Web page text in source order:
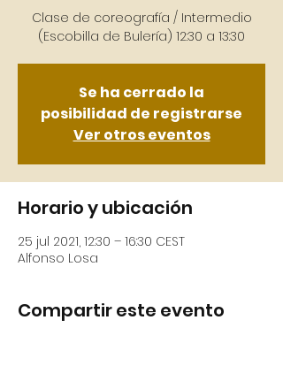
Clase de coreografía / Intermedio
(Escobilla de Bulería) 12:30 a 13:30
Se ha cerrado la
posibilidad de registrarse
Ver otros eventos
Horario y ubicación
25 jul 2021, 12:30 – 16:30 CEST
Alfonso Losa
Compartir este evento